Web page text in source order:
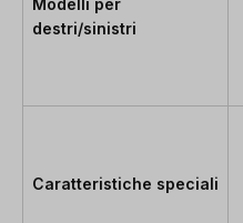
Modelli per
destri/sinistri
Caratteristiche speciali